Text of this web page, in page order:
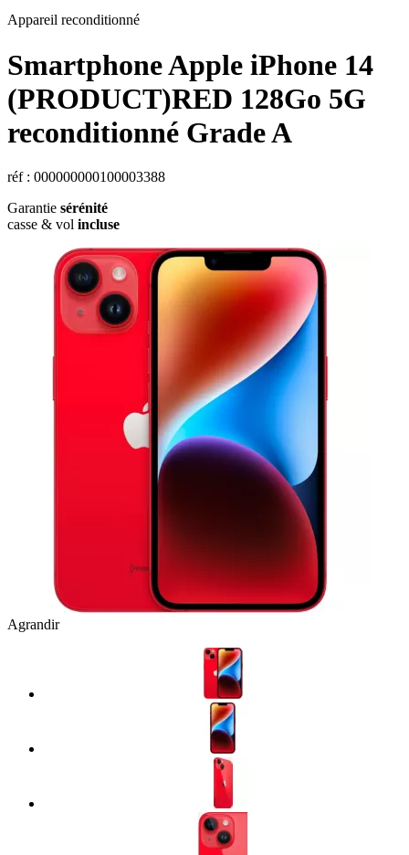
Appareil reconditionné
Smartphone Apple iPhone 14
(PRODUCT)RED 128Go 5G
reconditionné Grade A
réf : 000000000100003388
Garantie sérénité
casse & vol incluse
Agrandir